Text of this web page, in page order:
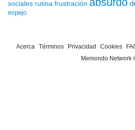
sociales rutina frustración
espejo
Acerca Términos Privacidad Cookies
Memondo Network